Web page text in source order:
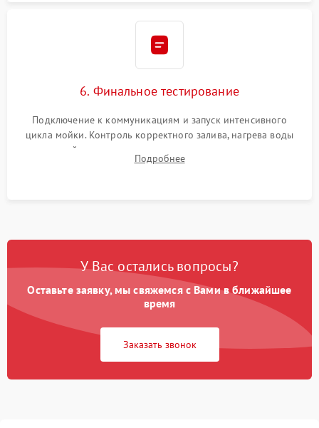
6. Финальное тестирование
Подключение к коммуникациям и запуск интенсивного
цикла мойки. Контроль корректного залива, нагрева воды
до нужной температуры, отсутствия посторонних шумов,
штатного слива и абсолютной сухости в поддоне.
Подробнее
У Вас остались вопросы?
Оставьте заявку, мы свяжемся с Вами в ближайшее
время
Заказать звонок